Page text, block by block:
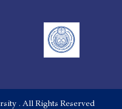
. All Rights Reserved